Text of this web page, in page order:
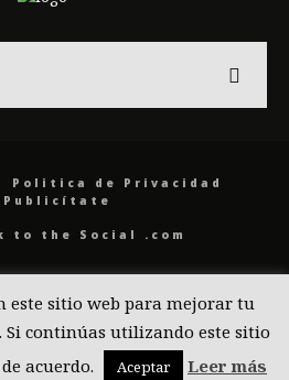
Politica de Privacidad
Publicítate
to the Social .com
este sitio web para mejorar tu
Si continúas utilizando este sitio
acuerdo.
Aceptar Leer más